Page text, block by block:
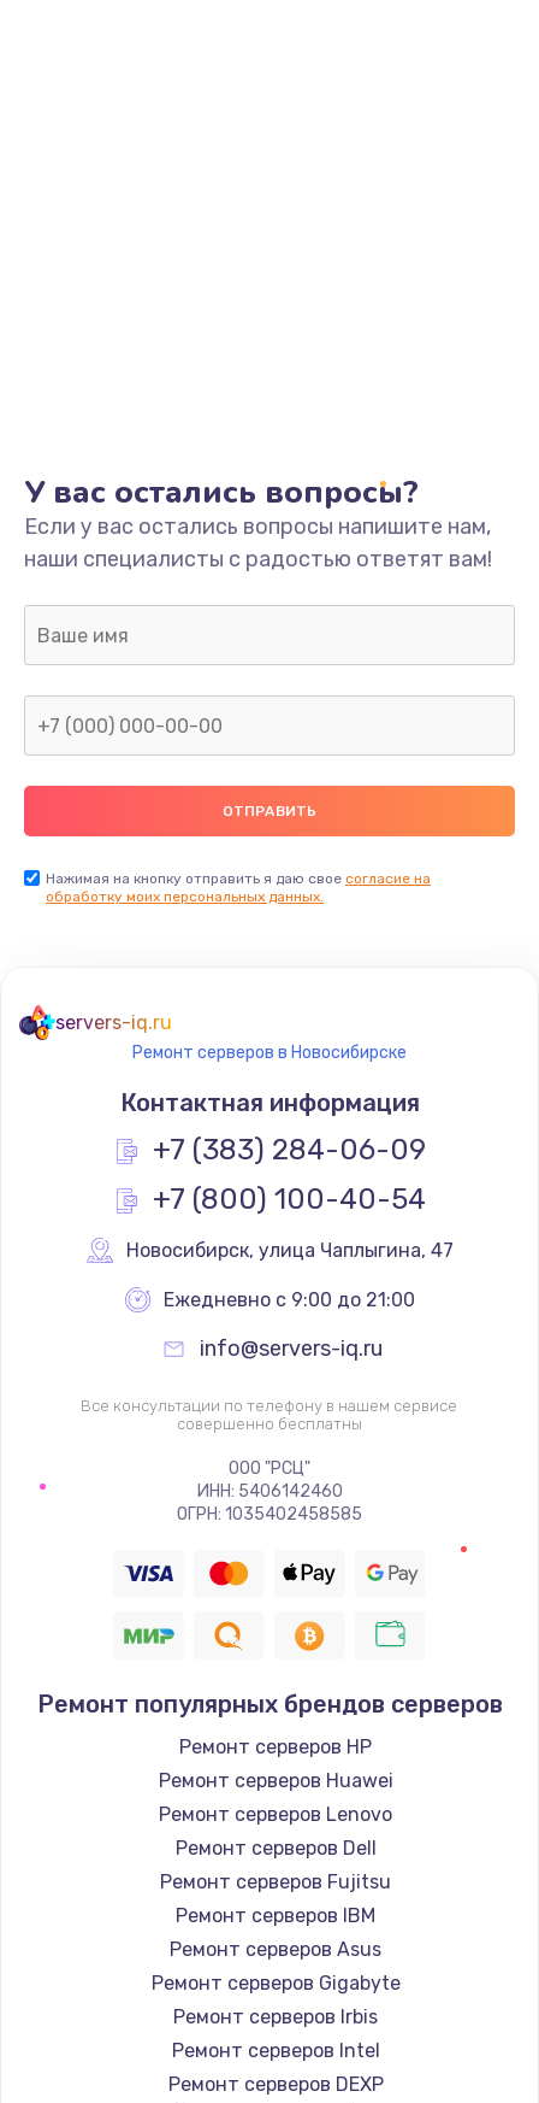
У вас остались вопросы?
Если у вас остались вопросы напишите нам,
наши специалисты с радостью ответят вам!
Нажимая на кнопку отправить я даю свое согласие на
обработку моих персональных данных.
servers-iq.ru
Ремонт серверов в Новосибирске
Контактная информация
+7 (383) 284-06-09
+7 (800) 100-40-54
Новосибирск, улица Чаплыгина, 47
Ежедневно с 9:00 до 21:00
info@servers-iq.ru
Все консультации по телефону в нашем сервисе
совершенно бесплатны
ООО "РСЦ"
ИНН: 5406142460
ОГРН: 1035402458585
Ремонт популярных брендов серверов
Ремонт серверов HP
Ремонт серверов Huawei
Ремонт серверов Lenovo
Ремонт серверов Dell
Ремонт серверов Fujitsu
Ремонт серверов IBM
Ремонт серверов Asus
Ремонт серверов Gigabyte
Ремонт серверов Irbis
Ремонт серверов Intel
Ремонт серверов DEXP